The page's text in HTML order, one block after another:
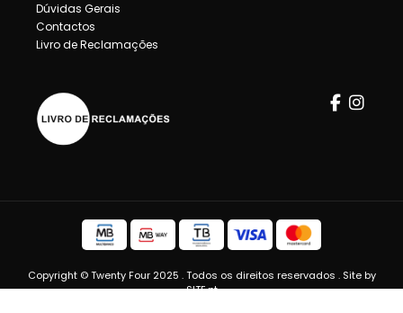
Dúvidas Gerais
Contactos
Livro de Reclamações
Copyright © Twenty Four 2025 . Todos os direitos reservados . Site by
SITE.pt